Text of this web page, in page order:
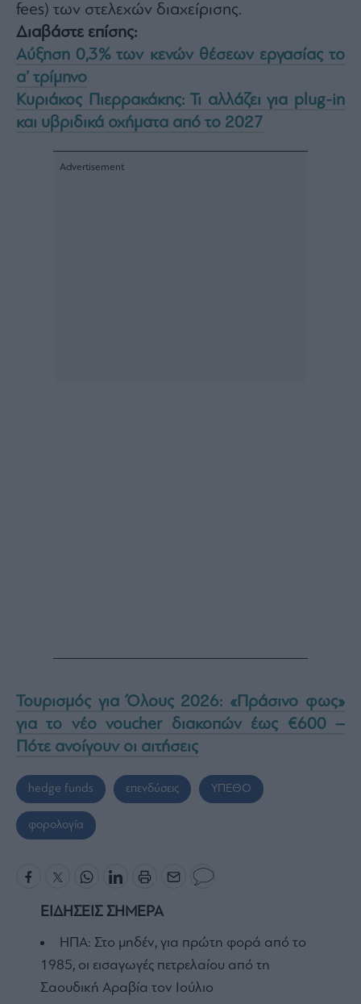
fees) των στελεχών διαχείρισης.
Διαβάστε επίσης:
Αύξηση 0,3% των κενών θέσεων εργασίας το
α’ τρίμηνο
Κυριάκος Πιερρακάκης: Τι αλλάζει για plug-in
και υβριδικά οχήματα από το 2027
Τουρισμός για Όλους 2026: «Πράσινο φως»
για το νέο voucher διακοπών έως €600 –
Πότε ανοίγουν οι αιτήσεις
hedge funds επενδύσεις ΥΠΕΘΟ
φορολογία
ΕΙΔΗΣΕΙΣ ΣΗΜΕΡΑ
ΗΠΑ: Στο μηδέν, για πρώτη φορά από το
1985, οι εισαγωγές πετρελαίου από τη
Σαουδική Αραβία τον Ιούλιο